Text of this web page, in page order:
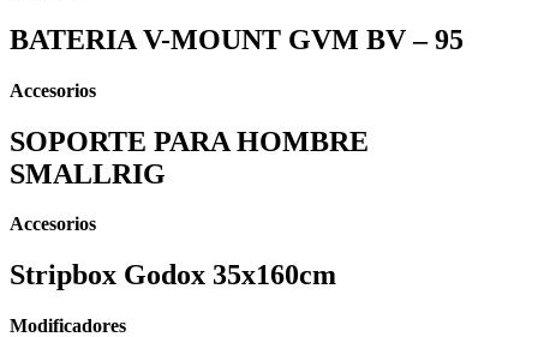
BATERIA V-MOUNT GVM BV – 95
Accesorios
SOPORTE PARA HOMBRE
SMALLRIG
Accesorios
⁠⁠Stripbox Godox 35x160cm
Modificadores